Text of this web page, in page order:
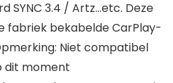
SYNC 3.4 / Artz…etc. Deze
fabriek bekabelde CarPlay-
Niet compatibel
dit moment